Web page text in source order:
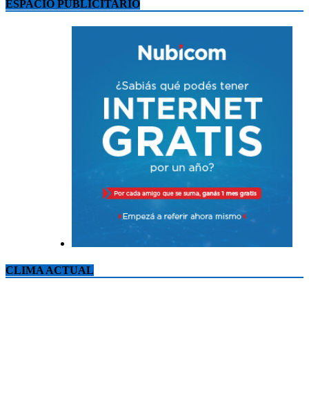
ESPACIO PUBLICITARIO
CLIMA ACTUAL